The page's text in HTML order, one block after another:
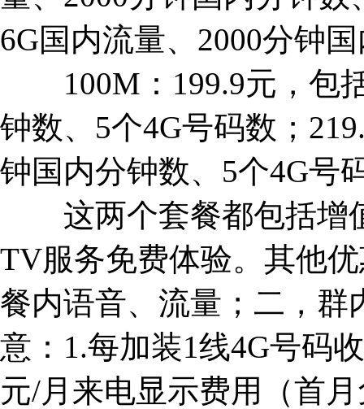
6G国内流量、2000分钟
100M：199.9元，包括
钟数、5个4G号码数；
钟国内分钟数、5个4G号
这两个套餐都包括增
TV服务免费体验。其他
餐内语音、流量；二，群
意：1.每加装1线4G号码
元/月来电显示费用（首